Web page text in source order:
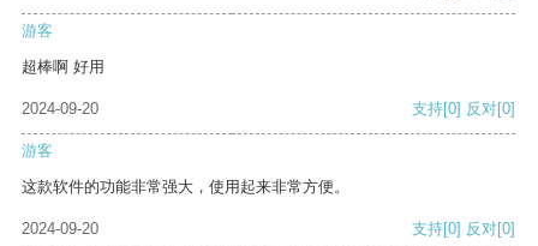
游客
超棒啊 好用
2024-09-20 支持[0] 反对[0]
游客
这款软件的功能非常强大，使用起来非常方便。
2024-09-20 支持[0] 反对[0]